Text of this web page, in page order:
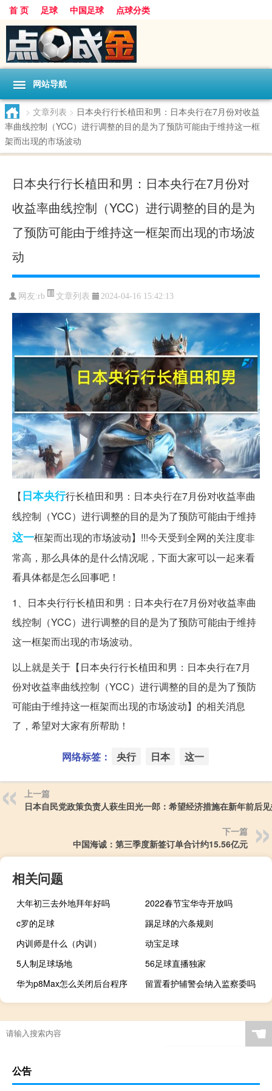
首 页 足球 中国足球 点球分类
网站导航
> 文章列表 > 日本央行行长植田和男：日本央行在7月份对收益
率曲线控制（YCC）进行调整的目的是为了预防可能由于维持这一框
架而出现的市场波动
日本央行行长植田和男：日本央行在7月份对
收益率曲线控制（YCC）进行调整的目的是为
了预防可能由于维持这一框架而出现的市场波
动
网友:rb 文章列表 2024-04-16 15:42:13
【日本央行行长植田和男：日本央行在7月份对收益率曲
线控制（YCC）进行调整的目的是为了预防可能由于维持
这一框架而出现的市场波动】!!!今天受到全网的关注度非
常高，那么具体的是什么情况呢，下面大家可以一起来看
看具体都是怎么回事吧！
1、日本央行行长植田和男：日本央行在7月份对收益率曲
线控制（YCC）进行调整的目的是为了预防可能由于维持
这一框架而出现的市场波动。
以上就是关于【日本央行行长植田和男：日本央行在7月
份对收益率曲线控制（YCC）进行调整的目的是为了预防
可能由于维持这一框架而出现的市场波动】的相关消息
了，希望对大家有所帮助！
网络标签： 央行 日本 这一
上一篇
日本自民党政策负责人萩生田光一郎：希望经济措施在新年前后
下一篇
中国海诚：第三季度新签订单合计约15.56亿元
相关问题
大年初三去外地拜年好吗
2022春节宝华寺开放吗
c罗的足球
踢足球的六条规则
内训师是什么（内训）
动宝足球
5人制足球场地
56足球直播独家
华为p8Max怎么关闭后台程序
留置看护辅警会纳入监察委吗
☚
公告